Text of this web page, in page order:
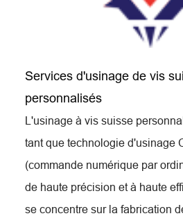
Services d'usinage de vis
personnalisés
L'usinage à vis suisse
tant que technologie d'usinage
(commande numérique par
de haute précision et à haute
se concentre sur la fabrication